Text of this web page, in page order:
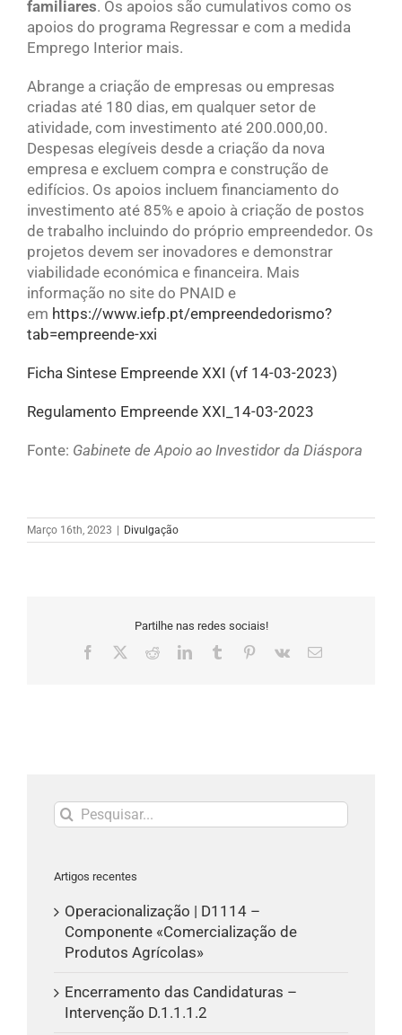
familiares. Os apoios são cumulativos como os
apoios do programa Regressar e com a medida
Emprego Interior mais.
Abrange a criação de empresas ou empresas
criadas até 180 dias, em qualquer setor de
atividade, com investimento até 200.000,00.
Despesas elegíveis desde a criação da nova
empresa e excluem compra e construção de
edifícios. Os apoios incluem financiamento do
investimento até 85% e apoio à criação de postos
de trabalho incluindo do próprio empreendedor. Os
projetos devem ser inovadores e demonstrar
viabilidade económica e financeira. Mais
informação no site do PNAID e
em https://www.iefp.pt/empreendedorismo?
tab=empreende-xxi
Ficha Sintese Empreende XXI (vf 14-03-2023)
Regulamento Empreende XXI_14-03-2023
Fonte: Gabinete de Apoio ao Investidor da Diáspora
Março 16th, 2023 Divulgação
Partilhe nas redes sociais!
Facebook RedditLinkedInTumblr Pinterest
Vk
Email
Pesquisar
Artigos recentes
Operacionalização | D1114 –
Componente «Comercialização de
Produtos Agrícolas»
Encerramento das Candidaturas –
Intervenção D.1.1.1.2